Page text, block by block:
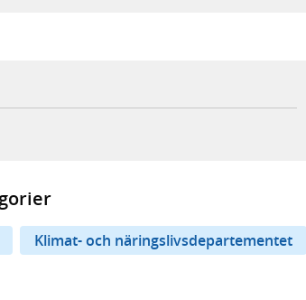
extern webbplats,
din e-postklient,
Klimat- och näringslivsdepartementet